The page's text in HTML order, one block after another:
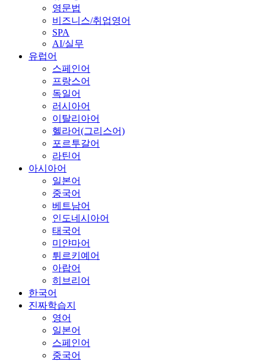
영문법
비즈니스/취업영어
SPA
AI/실무
유럽어
스페인어
프랑스어
독일어
러시아어
이탈리아어
헬라어(그리스어)
포르투갈어
라틴어
아시아어
일본어
중국어
베트남어
인도네시아어
태국어
미얀마어
튀르키예어
아랍어
히브리어
한국어
진짜학습지
영어
일본어
스페인어
중국어